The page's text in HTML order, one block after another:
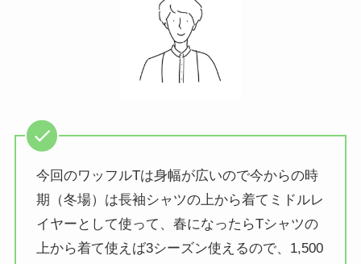
今回のワッフルTは身幅が広いので今からの時
期（冬場）は長袖シャツの上から着てミドルレ
イヤーとして使って、春になったらTシャツの
上から着て使えば3シーズン使えるので、1,500